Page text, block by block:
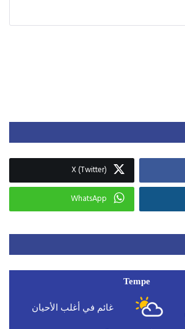
X (Twitter)
WhatsApp
Tempe
غائم في أغلب الأحيان